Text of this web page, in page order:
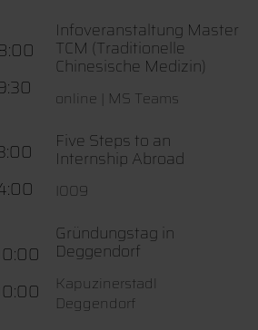
Infoveranstaltung Master
TCM (Traditionelle
Chinesische Medizin)
online | MS Teams
Five Steps to an
Internship Abroad
I009
Gründungstag in
Deggendorf
Kapuzinerstadl
Deggendorf